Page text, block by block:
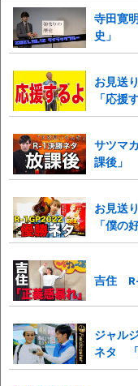
寺田寛
史」
お見送
「応援
サツマ
課後」
お見送
「僕の
吉住 R-
ジャル
ネタ 「